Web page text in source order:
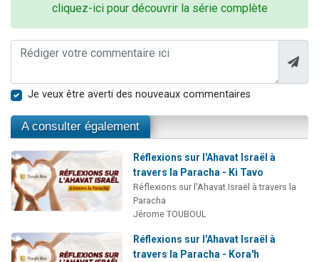
cliquez-ici pour découvrir la série complète
Je veux être averti des nouveaux commentaires
A consulter également
Réflexions sur l'Ahavat Israël à
travers la Paracha - Ki Tavo
Réflexions sur l'Ahavat Israël à travers la
Paracha
Jérome TOUBOUL
Réflexions sur l'Ahavat Israël à
travers la Paracha - Kora'h